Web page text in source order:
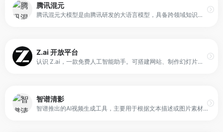
腾讯混元
腾讯混元大模型是由腾讯研发的大语言模型，具备跨领域知识和自然语言理解能力，实现基于人机自然语言对话的方式，理解用户指令并执行任务，帮助用户实现人获取信息，知识和灵感。
Z.ai 开放平台
认识 Z.ai，一款免费人工智能助手。可搭建网站、制作幻灯片、分析数据，并即时解答各类问题。依托GLM-5大模型，运行高效、智能且稳定可靠。
智谱清影
智谱推出的AI视频生成工具，主要用于根据文本描述或图片素材自动生成动态视频内容。平台基于智谱自研的CogVideoX模型构建，通过深度学习算法理解用户输入的语义信息，并生成对应的视频画面。